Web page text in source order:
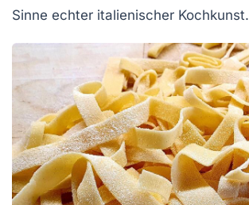
Sinne echter italienischer Kochkunst.